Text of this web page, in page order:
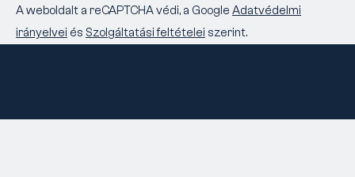
A weboldalt a reCAPTCHA védi, a Google Adatvédelmi
irányelvei és Szolgáltatási feltételei szerint.